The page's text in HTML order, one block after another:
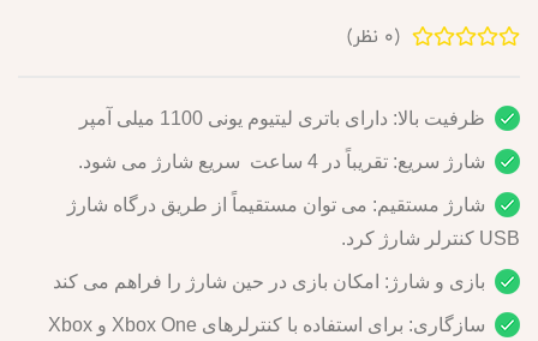
(
0 نظر)
ظرفیت بالا: دارای باتری لیتیوم یونی 1100 میلی آمپر
شارژ سریع: تقریباً در 4 ساعت سریع شارژ می شود.
شارژ مستقیم: می توان مستقیماً از طریق درگاه شارژ
USB کنترلر شارژ کرد.
بازی و شارژ: امکان بازی در حین شارژ را فراهم می کند
سازگاری: برای استفاده با کنترلرهای Xbox One و Xbox